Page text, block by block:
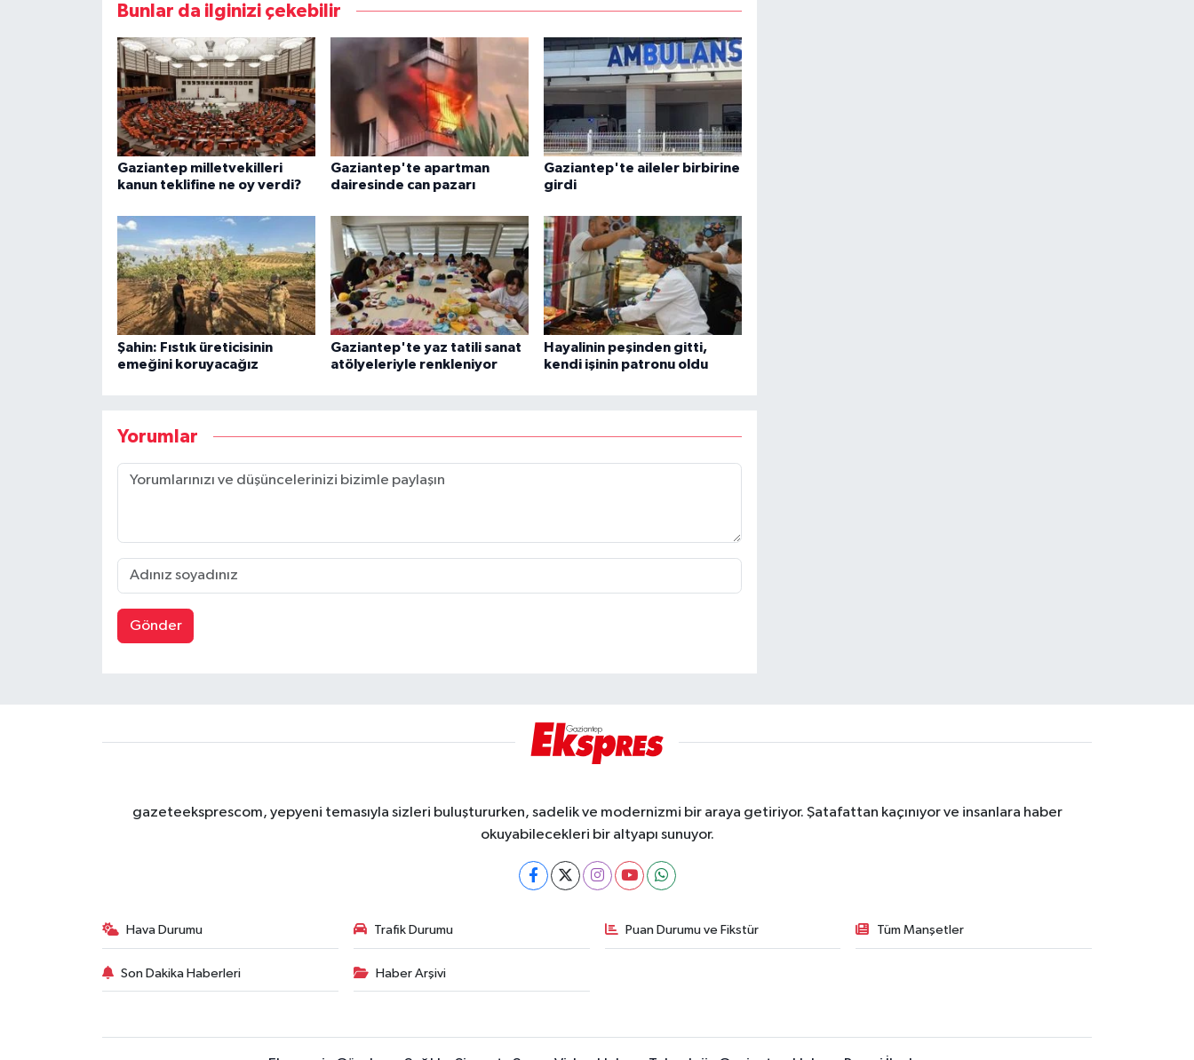
Bunlar da ilginizi çekebilir
Gaziantep milletvekilleri
kanun teklifine ne oy verdi?
Gaziantep'te apartman
dairesinde can pazarı
Gaziantep'te aileler birbirine
girdi
Şahin: Fıstık üreticisinin
emeğini koruyacağız
Gaziantep'te yaz tatili sanat
atölyeleriyle renkleniyor
Hayalinin peşinden gitti,
kendi işinin patronu oldu
Yorumlar
Gönder
gazeteeksprescom, yepyeni temasıyla sizleri buluştururken, sadelik ve modernizmi bir araya getiriyor. Şatafattan kaçınıyor ve insanlara haber
okuyabilecekleri bir altyapı sunuyor.
Hava Durumu Trafik Durumu Puan Durumu ve Fikstür Tüm Manşetler
Son Dakika Haberleri Haber Arşivi